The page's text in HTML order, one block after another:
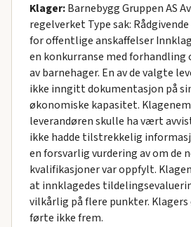
Klager:Barnebygg Gruppen AS
regelverket Type sak:
for offentlige anskaffelser
en konkurranse med forhandling
av barnehager. En av de valgte
ikke inngitt dokumentasjon på
økonomiske kapasitet.
leverandøren skulle ha vært
ikke hadde tilstrekkelig
en forsvarlig vurdering av om de
kvalifikasjoner var oppfylt.
at innklagedes
vilkårlig på flere punkter.
førte ikke frem.